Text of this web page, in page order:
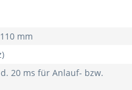
mm
20 ms für Anlauf- bzw.